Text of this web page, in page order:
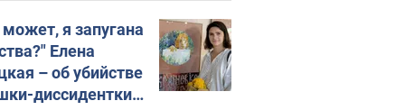
я запугана
Елена
– об убийстве
диссидентки